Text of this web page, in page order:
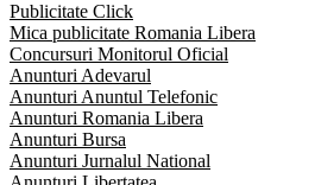
Publicitate Click
Mica publicitate Romania Libera
Concursuri Monitorul Oficial
Anunturi Adevarul
Anunturi Anuntul Telefonic
Anunturi Romania Libera
Anunturi Bursa
Anunturi Jurnalul National